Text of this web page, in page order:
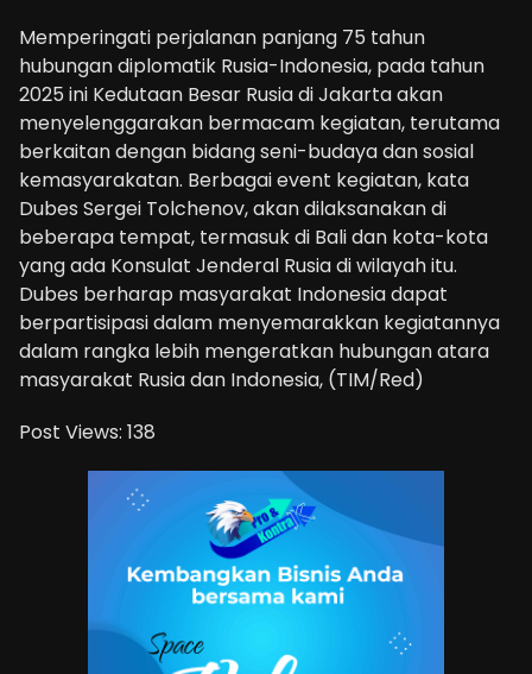
Memperingati perjalanan panjang 75 tahun
hubungan diplomatik Rusia-Indonesia, pada tahun
2025 ini Kedutaan Besar Rusia di Jakarta akan
menyelenggarakan bermacam kegiatan, terutama
berkaitan dengan bidang seni-budaya dan sosial
kemasyarakatan. Berbagai event kegiatan, kata
Dubes Sergei Tolchenov, akan dilaksanakan di
beberapa tempat, termasuk di Bali dan kota-kota
yang ada Konsulat Jenderal Rusia di wilayah itu.
Dubes berharap masyarakat Indonesia dapat
berpartisipasi dalam menyemarakkan kegiatannya
dalam rangka lebih mengeratkan hubungan atara
masyarakat Rusia dan Indonesia, (TIM/Red)
Post Views: 138